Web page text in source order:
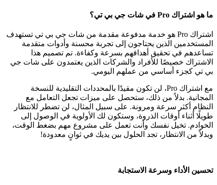
ما هو اشتراك Pro في شات جي بي تي؟
اشتراك Pro هو خدمة مدفوعة مقدمة من شات جي بي تي تستهدف
المستخدمين الذين يحتاجون إلى تجربة محسنة وأدوات متقدمة
تساعدهم في تحقيق أهدافهم بسرعة وكفاءة. تم تصميم هذا
الاشتراك خصيصًا للأفراد والشركات الذين يعتمدون على شات جي
بي تي كجزء أساسي من عملهم اليومي.
مع اشتراك Pro، لن تكون مقيدًا بالمحددات التقليدية للنسخة
المجانية. بدلاً من ذلك، ستحصل على ميزات تجعل التعامل مع
النظام أكثر سرعة ومرونة. على سبيل المثال، لن تضطر للانتظار
طويلًا أثناء أوقات الذروة، وستكون لك الأولوية في الوصول إلى
الخوادم. تخيل نفسك وأنت تعمل على مشروع مهم بضغط الوقت،
وبدلاً من الانتظار، تجد الحلول بين يديك في ثوانٍ معدودة!
تحسين الأداء وسرعة الاستجابة